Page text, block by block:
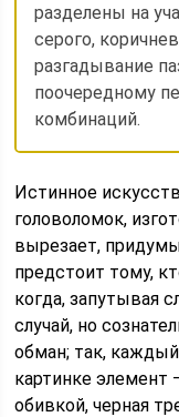
разделены на
серого,
разгадывание
поочередному
комбинаций.
Истинное
головоломок,
вырезает,
предстоит тому,
когда, запутывая
случай, но
обман; так,
картинке элемент
обивкой, черная